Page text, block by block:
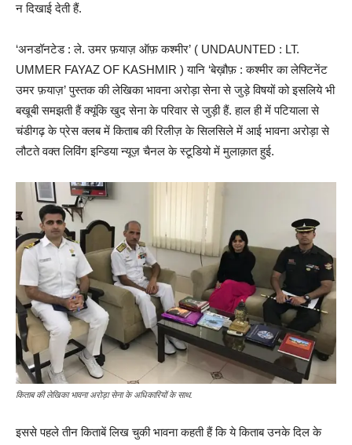
न दिखाई देती हैं.
‘अनडॉनटेड : ले. उमर फ़याज़ ऑफ़ कश्मीर’ ( UNDAUNTED : LT.
UMMER FAYAZ OF KASHMIR ) यानि ‘बेख़ौफ़ : कश्मीर का लेफ्टिनेंट
उमर फ़याज़’ पुस्तक की लेखिका भावना अरोड़ा सेना से जुड़े विषयों को इसलिये भी
बखूबी समझती हैं क्यूंकि खुद सेना के परिवार से जुड़ी हैं. हाल ही में पटियाला से
चंडीगढ़ के प्रेस क्लब में किताब की रिलीज़ के सिलसिले में आई भावना अरोड़ा से
लौटते वक्त लिविंग इन्डिया न्यूज़ चैनल के स्टूडियो में मुलाक़ात हुई.
किताब की लेखिका भावना अरोड़ा सेना के अधिकारियों के साथ.
इससे पहले तीन किताबें लिख चुकी भावना कहती हैं कि ये किताब उनके दिल के